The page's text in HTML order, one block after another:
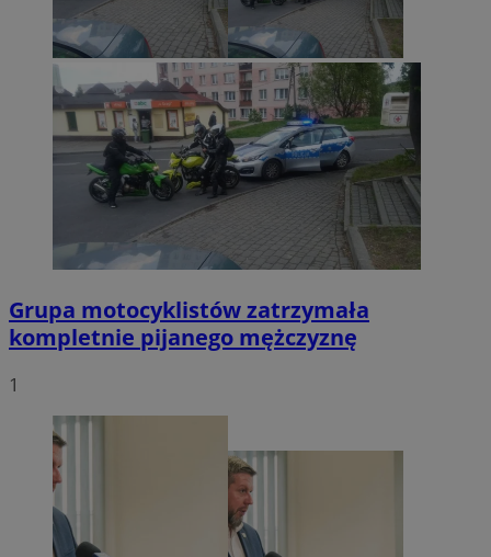
Grupa motocyklistów zatrzymała
kompletnie pijanego mężczyznę
1